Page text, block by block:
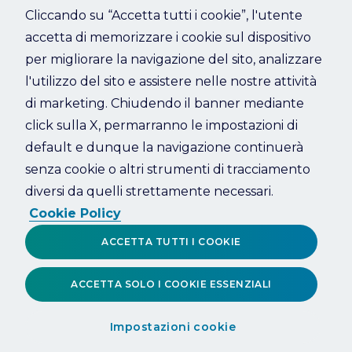
Refresh
Cliccando su “Accetta tutti i cookie”, l'utente
accetta di memorizzare i cookie sul dispositivo
per migliorare la navigazione del sito, analizzare
l'utilizzo del sito e assistere nelle nostre attività
di marketing. Chiudendo il banner mediante
click sulla X, permarranno le impostazioni di
default e dunque la navigazione continuerà
senza cookie o altri strumenti di tracciamento
diversi da quelli strettamente necessari.
Cookie Policy
Impostazioni cookie
ACCETTA SOLO I COOKIE ESSENZIALI
ACCETTA TUTTI I COOKIE